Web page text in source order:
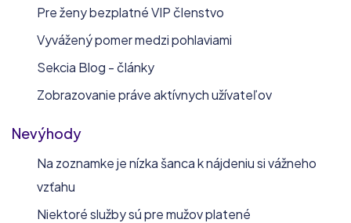
Pre ženy bezplatné VIP členstvo
Vyvážený pomer medzi pohlaviami
Sekcia Blog - články
Zobrazovanie práve aktívnych užívateľov
Nevýhody
Na zoznamke je nízka šanca k nájdeniu si vážneho
vzťahu
Niektoré služby sú pre mužov platené